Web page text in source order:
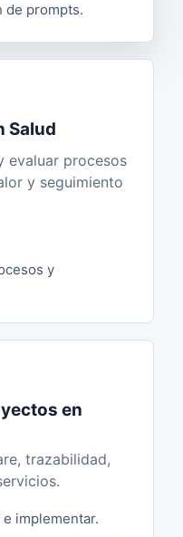
de prompts.
Salud
evaluar procesos
y seguimiento
y
en
trazabilidad,
implementar.